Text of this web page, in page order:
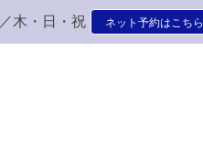
木・日・祝 ネット予約はこちら